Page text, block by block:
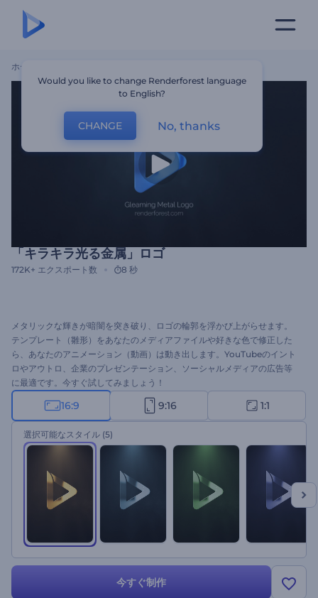
ホーム
「キラキラ光る金属」ロゴ
172K+ エクスポート数 8 秒
メタリックな輝きが暗闇を突き破り、ロゴの輪郭を浮かび上がらせます。
テンプレート（雛形）をあなたのメディアファイルや好きな色で修正した
ら、あなたのアニメーション（動画）は動き出します。YouTubeのイント
ロやアウトロ、企業のプレゼンテーション、ソーシャルメディアの広告等
に最適です。今すぐ試してみましょう！
16:9 9:16 1:1
選択可能なスタイル (5)
今すぐ制作
Would you like to change Renderforest language
to English?
CHANGE No, thanks